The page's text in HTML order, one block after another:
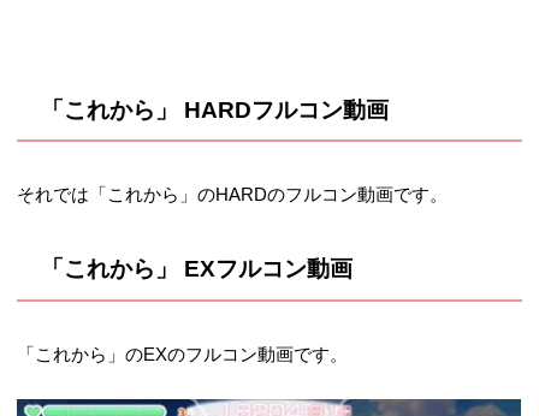
「これから」 HARDフルコン動画
それでは「これから」のHARDのフルコン動画です。
「これから」 EXフルコン動画
「これから」のEXのフルコン動画です。